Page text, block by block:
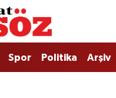
Spor Politika Arşiv